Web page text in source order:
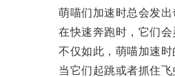
萌喵们加速时总会发出
在快速奔跑时，它们会
不仅如此，萌喵加速时
当它们起跳或者抓住飞